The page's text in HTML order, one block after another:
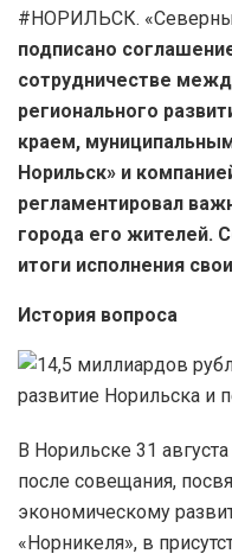
#НОРИЛЬСК.
подписано
сотрудничестве
регионального
краем,
Норильск» и
регламентировал
города его жителей.
итоги исполнения
История вопроса
В Норильске 31
после совещания,
экономическому
«Норникеля», в